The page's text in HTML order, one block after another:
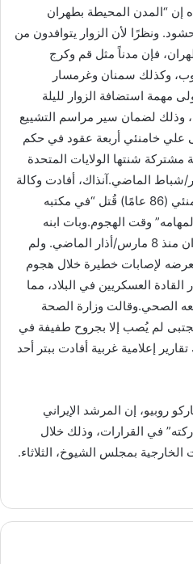
إن “المدن المحيطة بطهران
ونظرًا لأن الزوار يتوافدون من
فإن مدناً مثل قم وكرج
وكذلك سمنان وغرمسار
مهمة استضافة الزوار لليلة
وذلك لضمان سير مراسم التشييع
علي خامنئي أربعة عقود في حكم
مشتركة شنتها الولايات المتحدة
شباط الماضي.آنذاك، أفادت وكالة
أنباء فارس شبه الرسمية أن خامنئي (86 عامًا) قُتل “في مكتبه
وقت الهجوم.وبات ابنه
مجتبى خامنئي مرشدًا جديدًا إيران منذ 8 مارس/أذار الماضي. ولم
لإصابات خطيرة خلال هجوم
القادة العسكريين في البلاد، مما
الصحي.وقالت وزارة الصحة
مجتبى لم يُصب إلا بجروح طفيفة في
إعلامية غربية أفادت ببتر أحد
روبيو، إن المرشد الإيراني
في القرارات، وذلك خلال
بمجلس الشيوخ، الثلاثاء.